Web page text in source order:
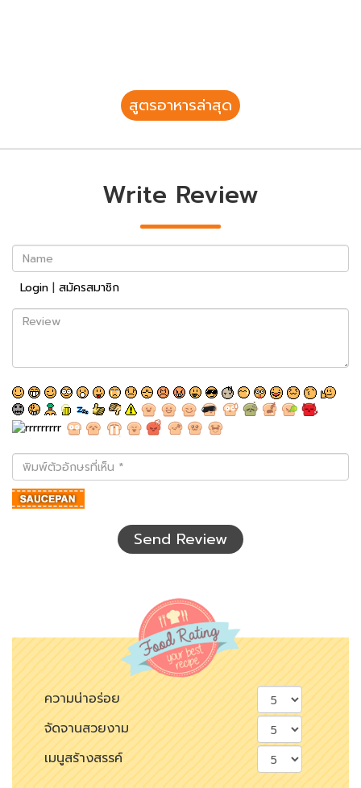
สูตรอาหารล่าสุด
Write Review
Name
Login | สมัครสมาชิก
Review
พิมพ์
ตัว
อักษร
ที่
Send Review
ความน่าอร่อย
จัดจานสวยงาม
เมนูสร้างสรรค์